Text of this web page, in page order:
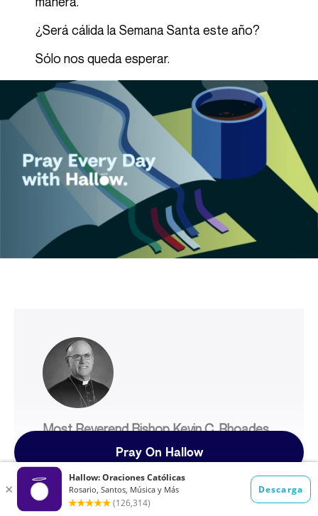
Pray On Hallow
¿Será cálida la Semana Santa este año?
Sólo nos queda esperar.
"Hallow is an excellent resource for people
searching for deeper spiritual lives, especially
the younger generation of Catholics today. It
helps make clear that a relationship with God is
Most Reverend Bishop Kevin C. Rhoades
(BISHOP OF FORT WAYNE-SOUTH BEND)